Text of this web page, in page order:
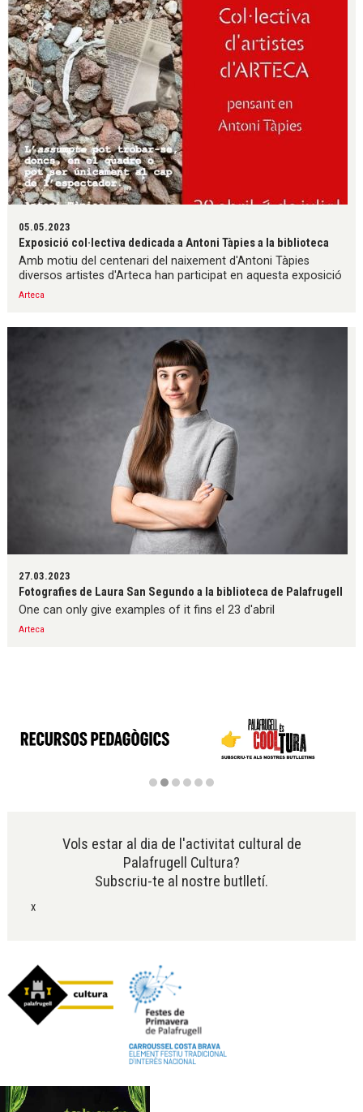
05.05.2023
Exposició col·lectiva dedicada a Antoni Tàpies a la biblioteca
Amb motiu del centenari del naixement d'Antoni Tàpies
diversos artistes d'Arteca han participat en aquesta exposició
Arteca
27.03.2023
Fotografies de Laura San Segundo a la biblioteca de Palafrugell
One can only give examples of it fins el 23 d'abril
Arteca
Vols estar al dia de l'activitat cultural de
Palafrugell Cultura?
Subscriu-te al nostre butlletí.
x